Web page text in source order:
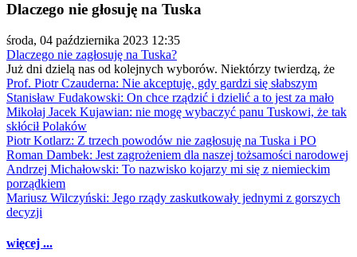
Dlaczego nie głosuję na Tuska
środa, 04 października 2023 12:35
Dlaczego nie zagłosuję na Tuska?
Już dni dzielą nas od kolejnych wyborów. Niektórzy twierdzą, że
Prof. Piotr Czauderna: Nie akceptuję, gdy gardzi się słabszym
Stanisław Fudakowski: On chce rządzić i dzielić a to jest za mało
Mikołaj Jacek Kujawian: nie mogę wybaczyć panu Tuskowi, że tak
skłócił Polaków
Piotr Kotlarz: Z trzech powodów nie zagłosuję na Tuska i PO
Roman Dambek: Jest zagrożeniem dla naszej tożsamości narodowej
Andrzej Michałowski: To nazwisko kojarzy mi się z niemieckim
porządkiem
Mariusz Wilczyński: Jego rządy zaskutkowały jednymi z gorszych
decyzji
więcej ...